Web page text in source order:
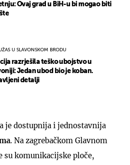
Ovaj grad u BiH-u bi mogao biti
U SLAVONSKOM BRODU
razrješila teško ubojstvo u
Jedan ubod bio je koban.
detalji
je dostupnija i jednostavnija
. Na zagrebačkom Glavnom
su komunikacijske ploče,